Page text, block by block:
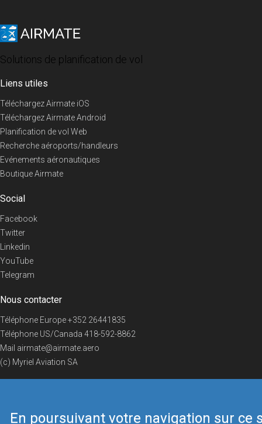
En poursuivant votre navigation sur ce
Solutions de planification de vol
Liens utiles
Téléchargez Airmate iOS
Téléchargez Airmate Android
Planification de vol Web
Recherche aéroports/handleurs
Evénements aéronautiques
Boutique Airmate
Social
Facebook
Twitter
Linkedin
YouTube
Telegram
Nous contacter
Téléphone Europe+352 26441835
Téléphone US/Canada 418-592-8862
Mail airmate@airmate.aero
(c) Myriel Aviation SA
© 2019 Airmate -Conditions d'utilisation-Vie privée Back to top